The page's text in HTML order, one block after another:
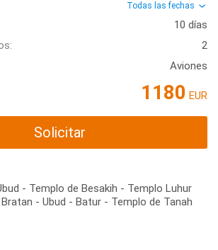
Todas las fechas
10 días
2
Aviones
1180 EUR
Solicitar
- Templo de Besakih - Templo Luhur
- Ubud - Batur - Templo de Tanah